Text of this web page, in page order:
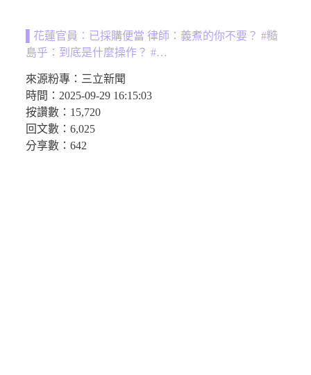
▌花蓮官員︰已採購便當 律師：義煮的你不要？ #糙
島乎：到底是什麼操作？ #…
來源粉專： 三立新聞
時間： 2025-09-29 16:15:03
按讚數： 15,720
回文數： 6,025
分享數： 642